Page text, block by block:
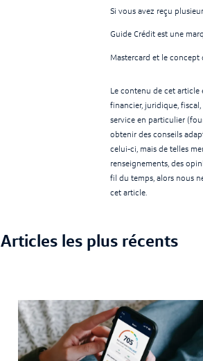
Si vous avez reçu
Guide Crédit est une
Mastercard et le concept
Le contenu de cet
financier, juridique,
service en particulier
obtenir des conseils
celui-ci, mais de telles
renseignements, des
fil du temps, alors nous
cet article.
Articles les plus récents